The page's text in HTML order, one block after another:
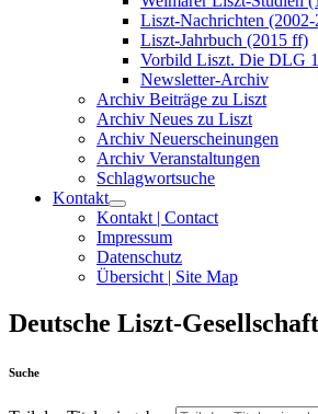
Liszt-Nachrichten
Liszt-Jahrbuch (2015 ff)
Vorbild Liszt. Die DLG
Newsletter-Archiv
Archiv Beiträge zu Liszt
Archiv Neues zu Liszt
Archiv Neuerscheinungen
Archiv Veranstaltungen
Schlagwortsuche
Kontakt
Kontakt | Contact
Impressum
Datenschutz
Übersicht | Site Map
Deutsche Liszt-Gesellschaft
Suche